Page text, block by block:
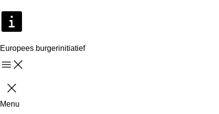
Europees burgerinitiatief
Menu
Sluiten
Menu